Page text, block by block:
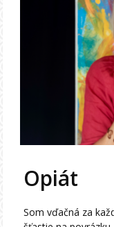
Opiát
Som vďačná za